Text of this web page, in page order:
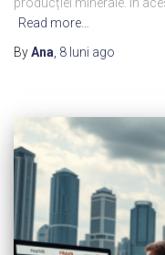
Read more…
ByAna 8 luni ago